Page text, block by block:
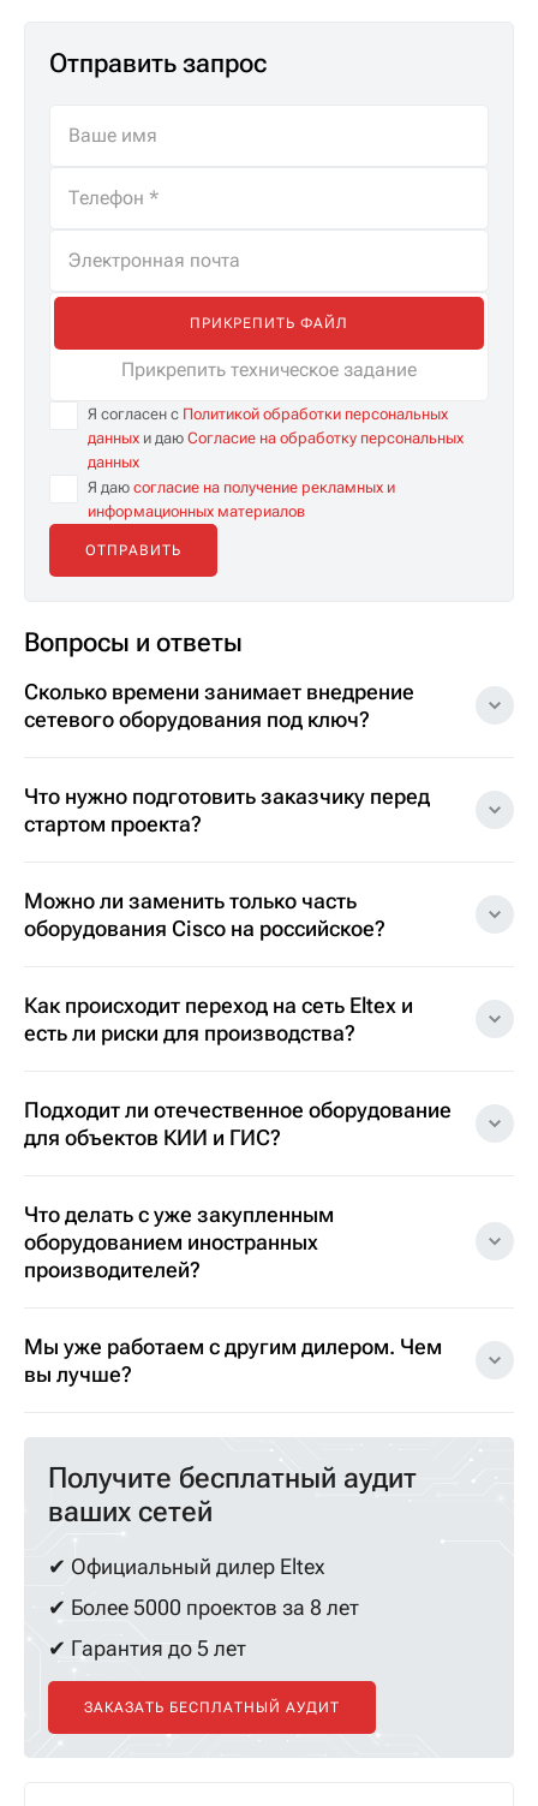
Отправить запрос
ПРИКРЕПИТЬ ФАЙЛ
Прикрепить техническое задание
Я согласен с Политикой обработки персональных
данных и даю Согласие на обработку персональных
данных
Я даю согласие на получение рекламных и
информационных материалов
Вопросы и ответы
Сколько времени занимает внедрение
сетевого оборудования под ключ?
Что нужно подготовить заказчику перед
стартом проекта?
Можно ли заменить только часть
оборудования Cisco на российское?
Как происходит переход на сеть Eltex и
есть ли риски для производства?
Подходит ли отечественное оборудование
для объектов КИИ и ГИС?
Что делать с уже закупленным
оборудованием иностранных
производителей?
Мы уже работаем с другим дилером. Чем
вы лучше?
Получите бесплатный аудит
ваших сетей
✔ Официальный дилер Eltex
✔ Более 5000 проектов за 8 лет
✔ Гарантия до 5 лет
ЗАКАЗАТЬ БЕСПЛАТНЫЙ АУДИТ